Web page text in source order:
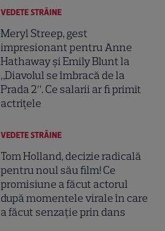
VEDETE STRĂINE
Meryl Streep, gest
impresionant pentru Anne
Hathaway și Emily Blunt la
„Diavolul se îmbracă de la
Prada 2”. Ce salarii ar fi primit
actrițele
VEDETE STRĂINE
Tom Holland, decizie radicală
pentru noul său film! Ce
promisiune a făcut actorul
după momentele virale în care
a făcut senzație prin dans